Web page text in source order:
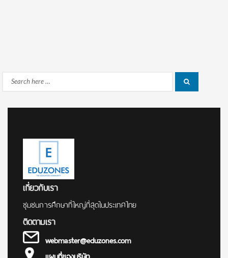
Search
เกี่ยวกับเรา
ชุมชนการศึกษาที่ใหญ่ที่สุดในประเทศไทย
ติดตามเรา
webmaster@eduzones.com